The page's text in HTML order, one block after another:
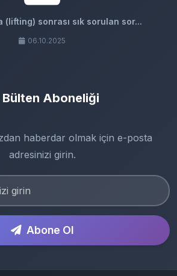
(lifting) sonrası sık sorulan sor...
06.10.2025
Bülten Aboneliği
haberdar olmak için e-posta
adresinizi girin.
Abone Ol